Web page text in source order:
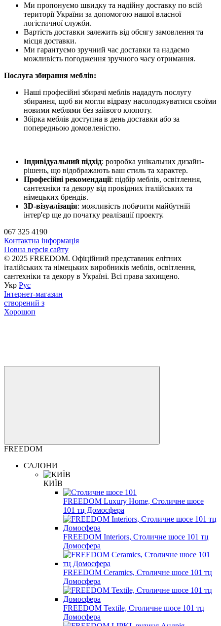
Ми пропонуємо швидку та надійну доставку по всій
території України за допомогою нашої власної
логістичної служби.
Вартість доставки залежить від обсягу замовлення та
місця доставки.
Ми гарантуємо зручний час доставки та надаємо
можливість погодження зручного часу отримання.
Послуга збирання меблів:
Наші професійні збирачі меблів нададуть послугу
збирання, щоб ви могли відразу насолоджуватися своїми
новими меблями без зайвого клопоту.
Збірка меблів доступна в день доставки або за
попередньою домовленістю.
Індивідуальний підхід: розробка унікальних дизайн-
рішень, що відображають ваш стиль та характер.
Професійні рекомендації: підбір меблів, освітлення,
сантехніки та декору від провідних італійських та
німецьких брендів.
3D-візуалізація: можливість побачити майбутній
інтер'єр ще до початку реалізації проекту.
067 325 4190
Контактна інформація
Повна версія сайту
© 2025 FREEDOM. Офіційний представник елітних
італійських та німецьких виробників меблів, освітлення,
сантехніки та декору в Україні. Всі права захищено.
Укр Рус
Інтернет-магазин
створений з
Хорошоп
FREEDOM
САЛОНИ
КИЇВ
FREEDOM Luxury Home, Столичне шосе
101 тц Домосфера
FREEDOM Interiors, Столичне шосе 101 тц
Домосфера
FREEDOM Ceramics, Столичне шосе 101 тц
Домосфера
FREEDOM Textile, Столичне шосе 101 тц
Домосфера